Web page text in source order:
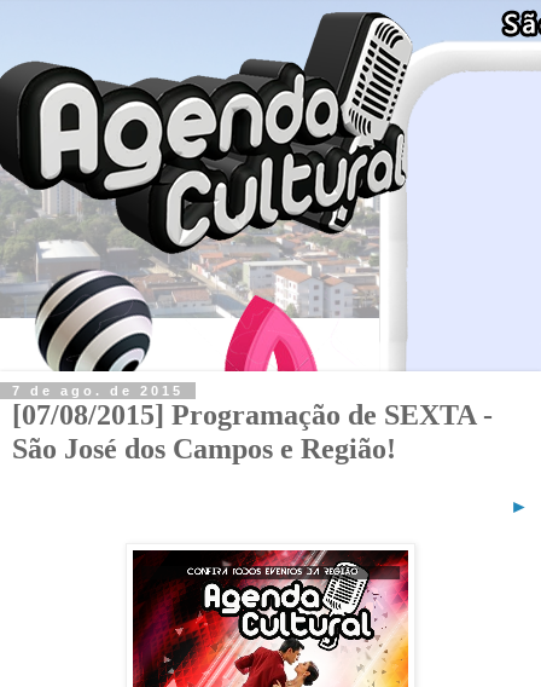
7 de ago. de 2015
[07/08/2015] Programação de SEXTA -
São José dos Campos e Região!
►